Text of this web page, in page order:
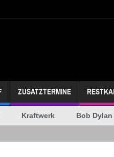
ZUSATZTERMINE
Kraftwerk Bob Dylan